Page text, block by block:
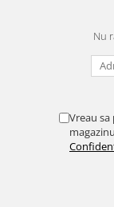
Nu
Vreau